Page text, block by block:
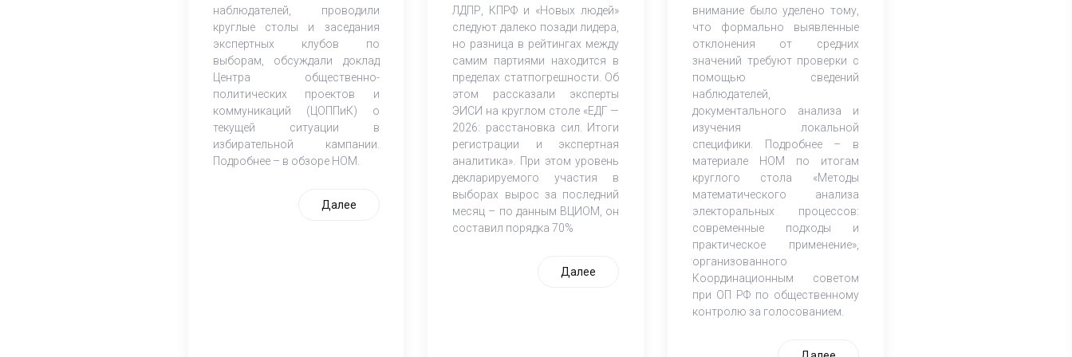
наблюдателей, проводили
круглые столы и заседания
экспертных клубов по
выборам, обсуждали доклад
Центра общественно-
политических проектов и
коммуникаций (ЦОППиК) о
текущей ситуации в
избирательной кампании.
Подробнее – в обзоре НОМ.
Далее
ЛДПР, КПРФ и «Новых людей»
следуют далеко позади лидера,
но разница в рейтингах между
самим партиями находится в
пределах статпогрешности. Об
этом рассказали эксперты
ЭИСИ на круглом столе «ЕДГ —
2026: расстановка сил. Итоги
регистрации и экспертная
аналитика». При этом уровень
декларируемого участия в
выборах вырос за последний
месяц – по данным ВЦИОМ, он
составил порядка 70%
Далее
внимание было уделено тому,
что формально выявленные
отклонения от средних
значений требуют проверки с
помощью сведений
наблюдателей,
документального анализа и
изучения локальной
специфики. Подробнее – в
материале НОМ по итогам
круглого стола «Методы
математического анализа
электоральных процессов:
современные подходы и
практическое применение»,
организованного
Координационным советом
при ОП РФ по общественному
контролю за голосованием.